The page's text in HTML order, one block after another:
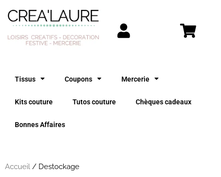
contenu
Tissus Coupons Mercerie
Kits couture Tutos couture Chèques cadeaux
Bonnes Affaires
Accueil / Destockage